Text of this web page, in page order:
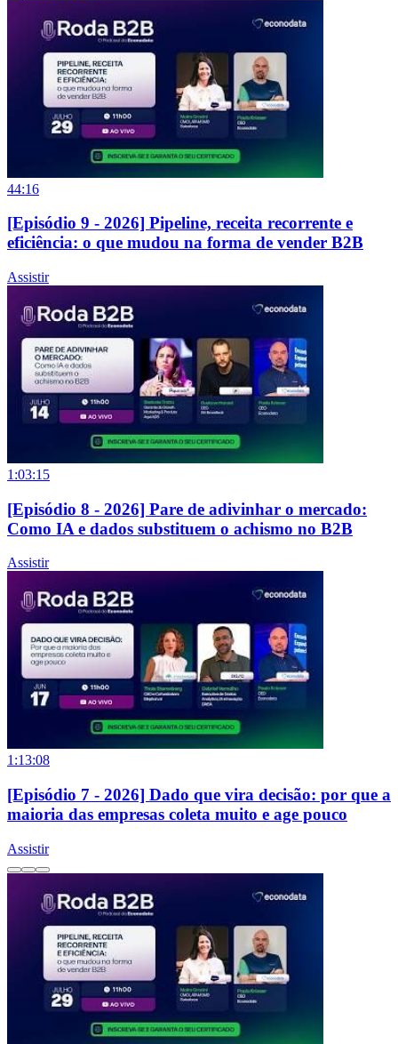
44:16
[Episódio 9 - 2026] Pipeline, receita recorrente e
eficiência: o que mudou na forma de vender B2B
Assistir
1:03:15
[Episódio 8 - 2026] Pare de adivinhar o mercado:
Como IA e dados substituem o achismo no B2B
Assistir
1:13:08
[Episódio 7 - 2026] Dado que vira decisão: por que a
maioria das empresas coleta muito e age pouco
Assistir